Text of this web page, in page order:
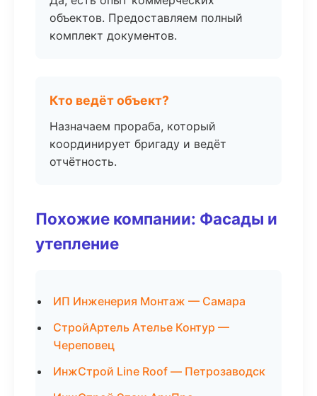
объектов. Предоставляем полный
комплект документов.
Кто ведёт объект?
Назначаем прораба, который
координирует бригаду и ведёт
отчётность.
Похожие компании: Фасады и
утепление
ИП Инженерия Монтаж — Самара
СтройАртель Ателье Контур —
Череповец
ИнжСтрой Line Roof — Петрозаводск